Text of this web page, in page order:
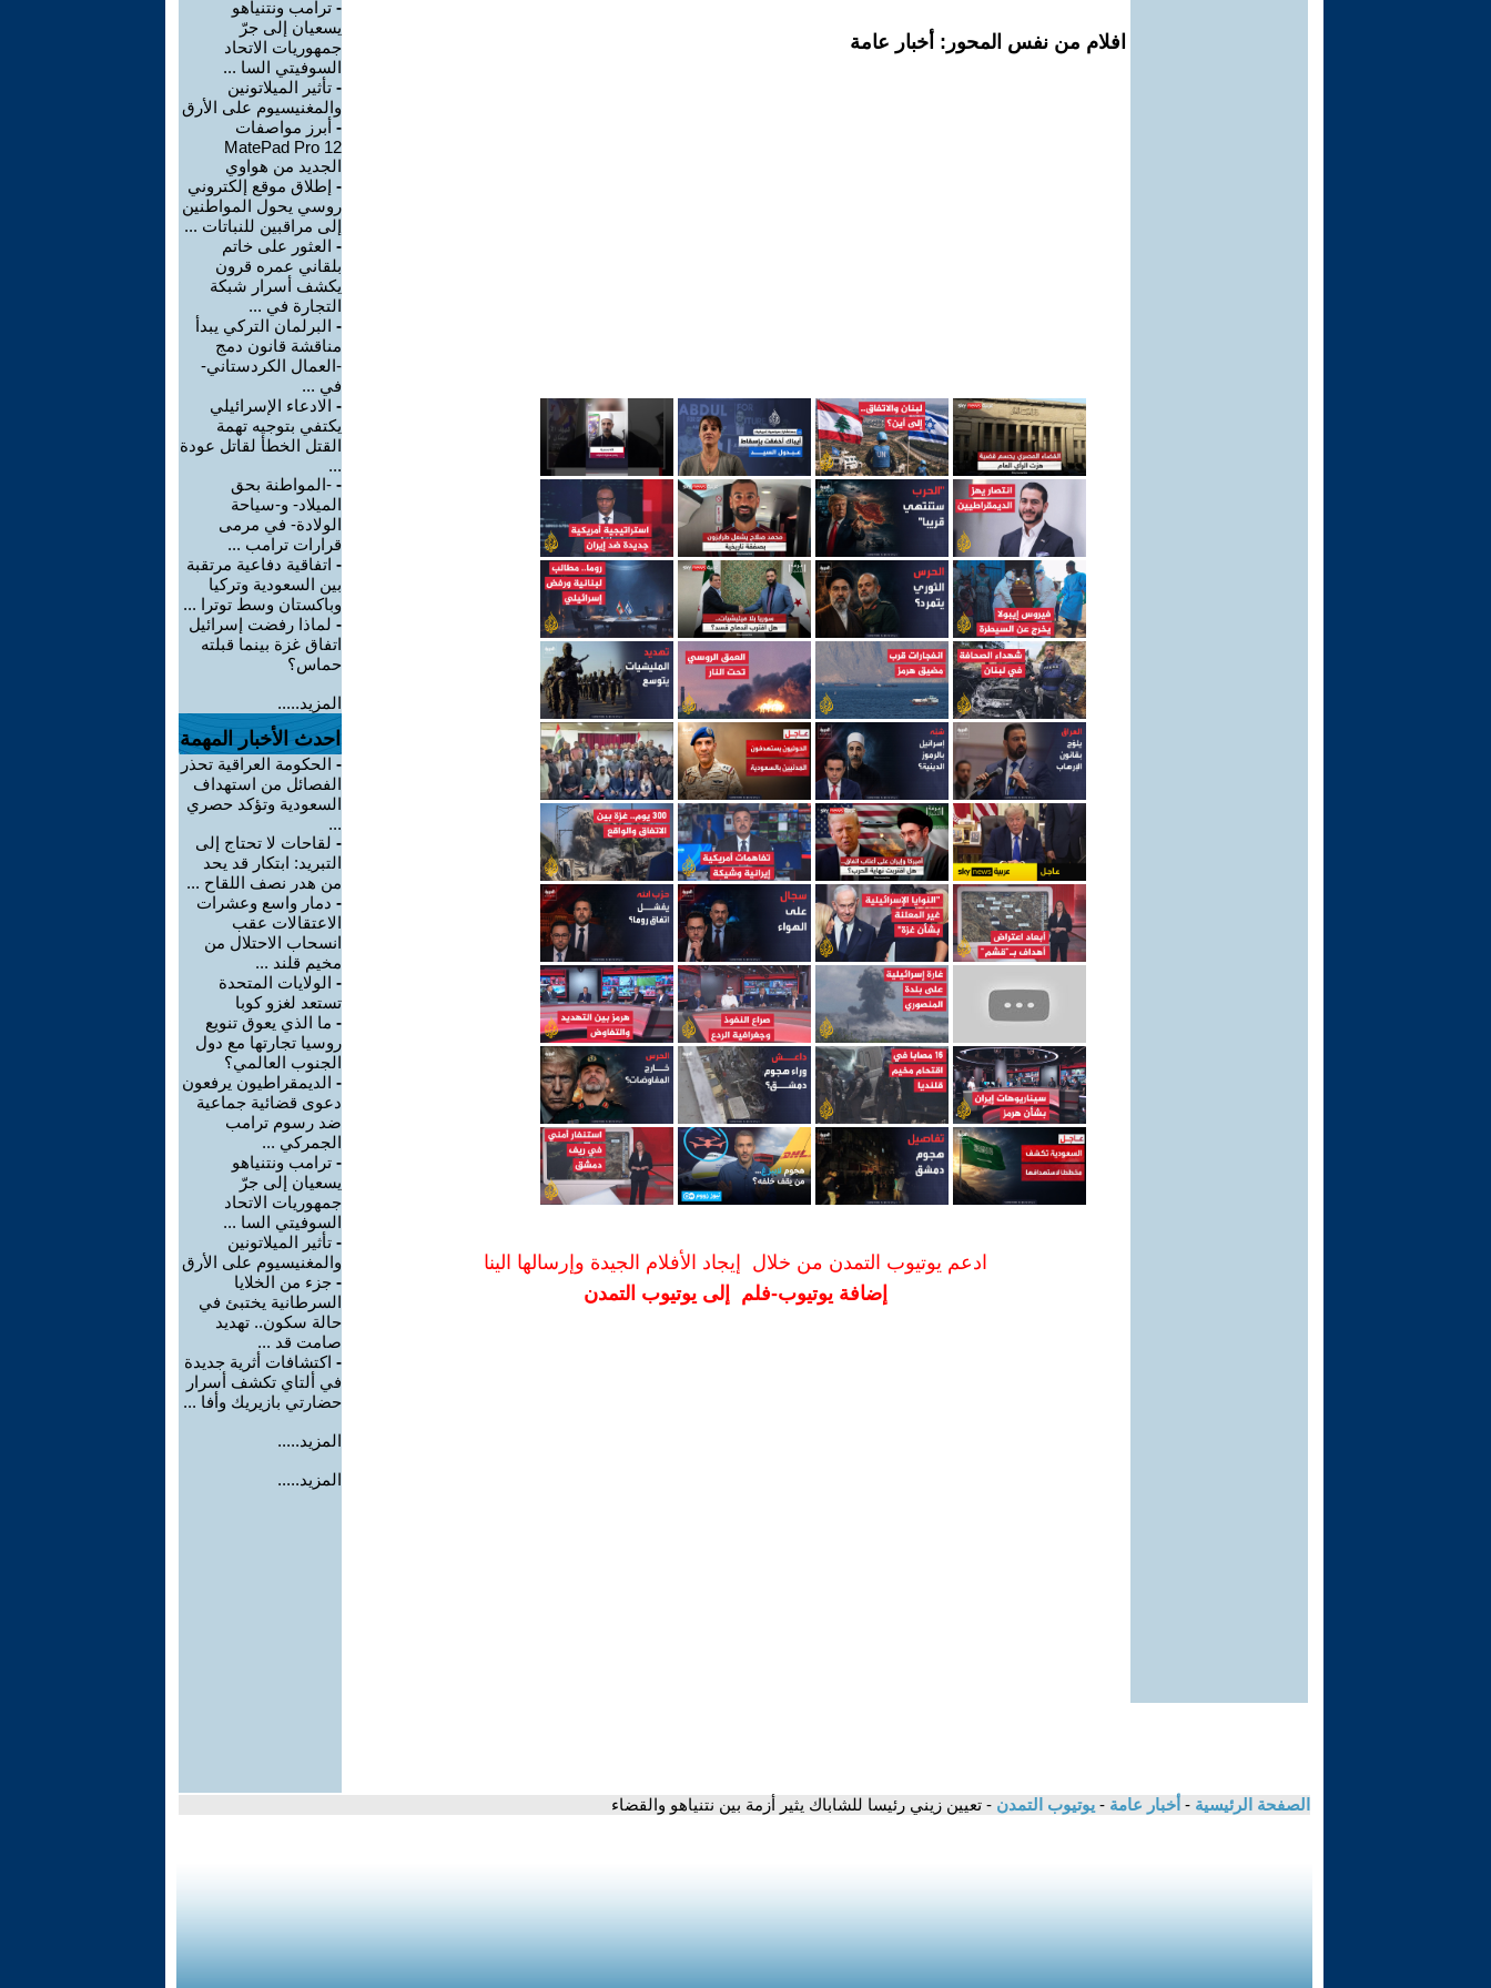
افلام من نفس المحور: أخبار عامة
ادعم يوتيوب التمدن من خلال إيجاد الأفلام الجيدة وإرسالها الينا
إضافة يوتيوب-فلم إلى يوتيوب التمدن
- ترامب ونتنياهو
يسعيان إلى جرّ
جمهوريات الاتحاد
السوفيتي السا ...
- تأثير الميلاتونين
والمغنيسيوم على الأرق
- أبرز مواصفات
MatePad Pro 12
الجديد من هواوي
- إطلاق موقع إلكتروني
روسي يحول المواطنين
إلى مراقبين للنباتات ...
- العثور على خاتم
بلقاني عمره قرون
يكشف أسرار شبكة
التجارة في ...
- البرلمان التركي يبدأ
مناقشة قانون دمج
-العمال الكردستاني-
في ...
- الادعاء الإسرائيلي
يكتفي بتوجيه تهمة
القتل الخطأ لقاتل عودة
...
- -المواطنة بحق
الميلاد- و-سياحة
الولادة- في مرمى
قرارات ترامب ...
- اتفاقية دفاعية مرتقبة
بين السعودية وتركيا
وباكستان وسط توترا ...
- لماذا رفضت إسرائيل
اتفاق غزة بينما قبلته
حماس؟
المزيد.....
احدث الأخبار المهمة
- الحكومة العراقية تحذر
الفصائل من استهداف
السعودية وتؤكد حصري
...
- لقاحات لا تحتاج إلى
التبريد: ابتكار قد يحد
من هدر نصف اللقاح ...
- دمار واسع وعشرات
الاعتقالات عقب
انسحاب الاحتلال من
مخيم قلند ...
- الولايات المتحدة
تستعد لغزو كوبا
- ما الذي يعوق تنويع
روسيا تجارتها مع دول
الجنوب العالمي؟
- الديمقراطيون يرفعون
دعوى قضائية جماعية
ضد رسوم ترامب
الجمركي ...
- ترامب ونتنياهو
يسعيان إلى جرّ
جمهوريات الاتحاد
السوفيتي السا ...
- تأثير الميلاتونين
والمغنيسيوم على الأرق
- جزء من الخلايا
السرطانية يختبئ في
حالة سكون.. تهديد
صامت قد ...
- اكتشافات أثرية جديدة
في ألتاي تكشف أسرار
حضارتي بازيريك وأفا ...
المزيد.....
المزيد.....
الصفحة الرئيسية - أخبار عامة - يوتيوب التمدن - تعيين زيني رئيسا للشاباك يثير أزمة بين نتنياهو والقضاء